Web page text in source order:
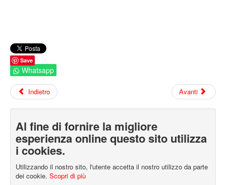
Save
Whatsapp
Indietro Avanti
Al fine di fornire la migliore
esperienza online questo sito utilizza
i cookies.
Utilizzando il nostro sito, l'utente accetta il nostro utilizzo da parte
dei cookie. Scopri di più